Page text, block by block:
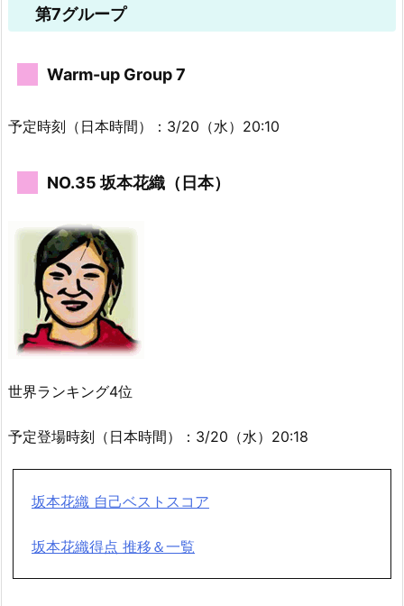
第7グループ
Warm-up Group 7
予定時刻（日本時間）：3/20（水）20:10
NO.35 坂本花織（日本）
世界ランキング4位
予定登場時刻（日本時間）：3/20（水）20:18
坂本花織 自己ベストスコア
坂本花織得点 推移＆一覧